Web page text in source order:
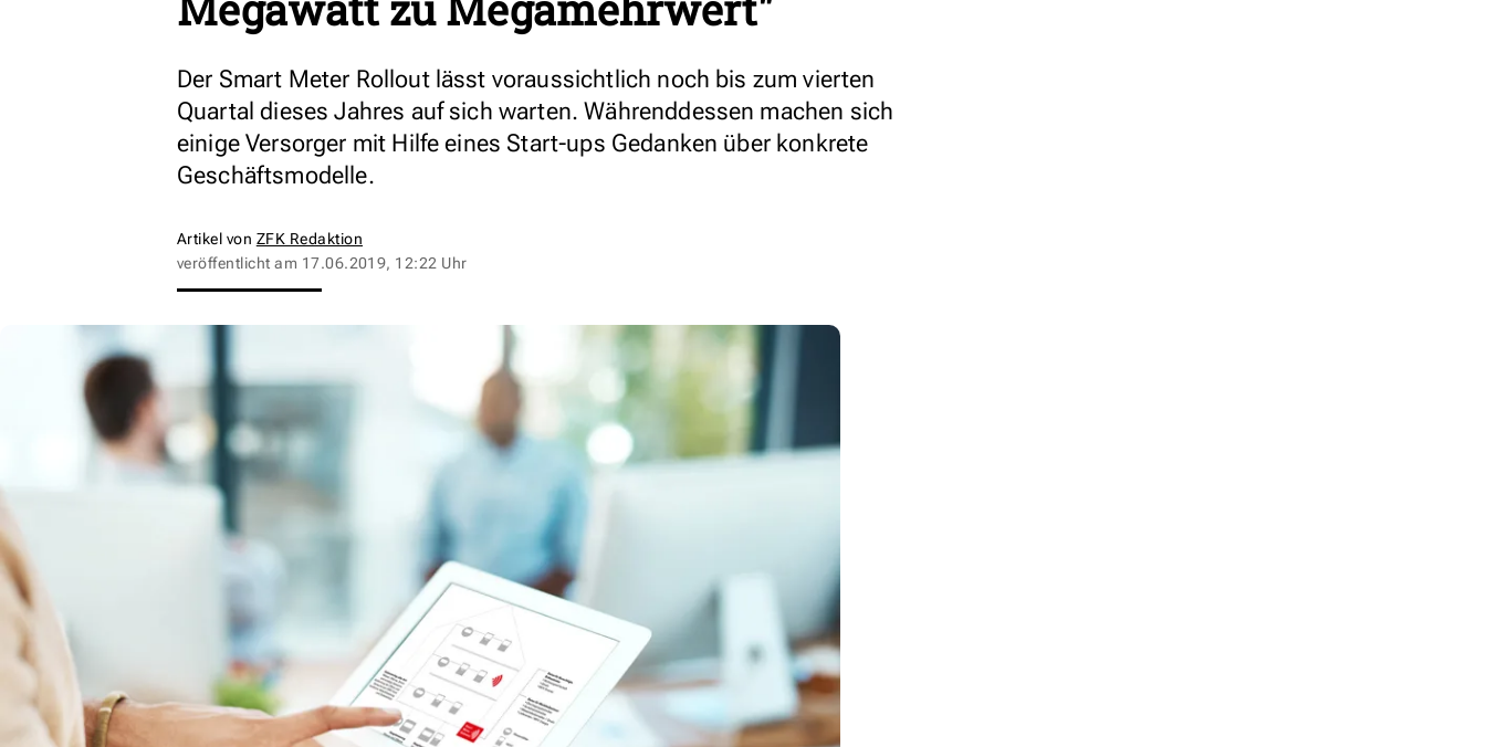
Der Smart Meter Rollout lässt voraussichtlich noch bis zum vierten
Quartal dieses Jahres auf sich warten. Währenddessen machen sich
einige Versorger mit Hilfe eines Start-ups Gedanken über konkrete
Geschäftsmodelle.
Artikel von ZFK Redaktion
veröffentlicht am 17.06.2019, 12:22 Uhr